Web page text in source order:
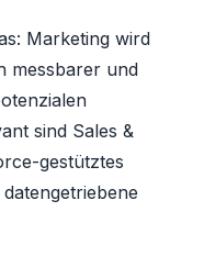
Marketing wird
messbarer und
sind Sales &
gestütztes